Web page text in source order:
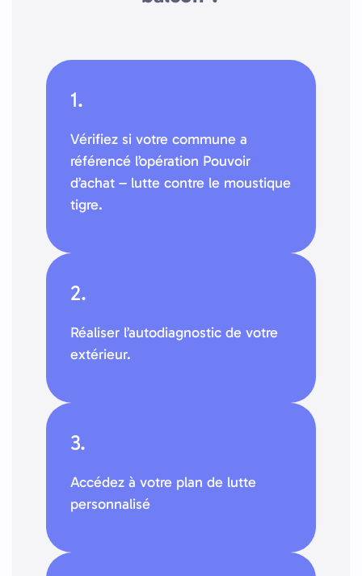
1.
Vérifiez si votre commune a
référencé l’opération Pouvoir
d’achat – lutte contre le moustique
tigre.
2.
Réaliser l’autodiagnostic de votre
extérieur.
3.
Accédez à votre plan de lutte
personnalisé